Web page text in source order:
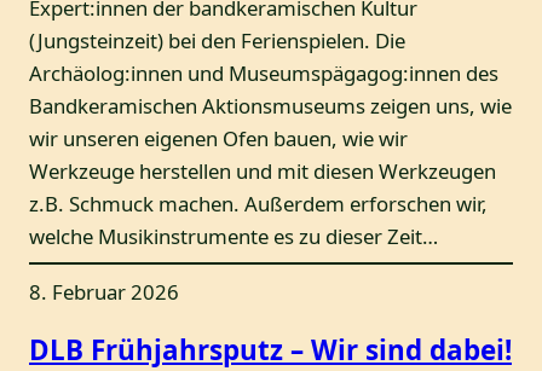
Expert:innen der bandkeramischen Kultur
(Jungsteinzeit) bei den Ferienspielen. Die
Archäolog:innen und Museumspägagog:innen des
Bandkeramischen Aktionsmuseums zeigen uns, wie
wir unseren eigenen Ofen bauen, wie wir
Werkzeuge herstellen und mit diesen Werkzeugen
z.B. Schmuck machen. Außerdem erforschen wir,
welche Musikinstrumente es zu dieser Zeit…
8. Februar 2026
DLB Frühjahrsputz – Wir sind dabei!